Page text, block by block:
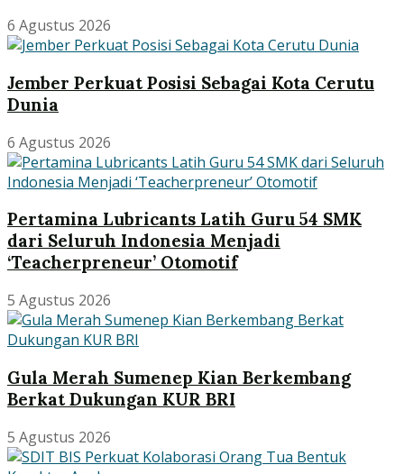
6 Agustus 2026
Jember Perkuat Posisi Sebagai Kota Cerutu
Dunia
6 Agustus 2026
Pertamina Lubricants Latih Guru 54 SMK
dari Seluruh Indonesia Menjadi
‘Teacherpreneur’ Otomotif
5 Agustus 2026
Gula Merah Sumenep Kian Berkembang
Berkat Dukungan KUR BRI
5 Agustus 2026